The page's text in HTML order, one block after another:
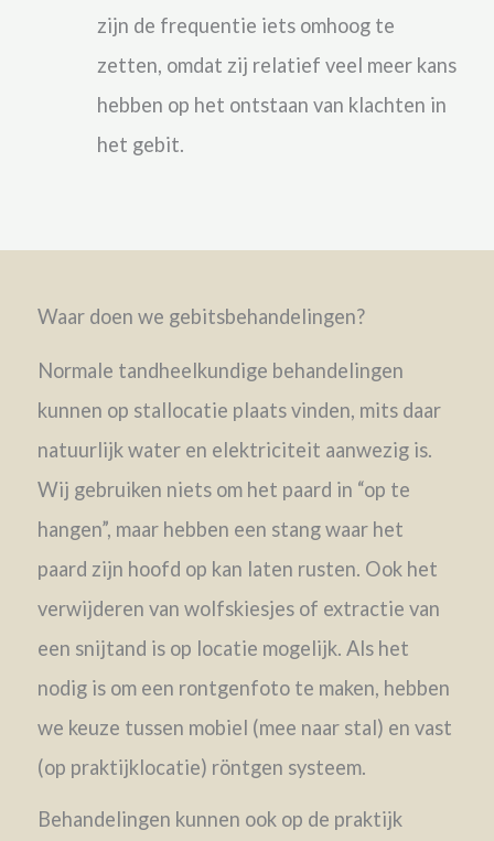
zijn de frequentie iets omhoog te
zetten, omdat zij relatief veel meer kans
hebben op het ontstaan van klachten in
het gebit.
Waar doen we gebitsbehandelingen?
Normale tandheelkundige behandelingen
kunnen op stallocatie plaats vinden, mits daar
natuurlijk water en elektriciteit aanwezig is.
Wij gebruiken niets om het paard in “op te
hangen”, maar hebben een stang waar het
paard zijn hoofd op kan laten rusten. Ook het
verwijderen van wolfskiesjes of extractie van
een snijtand is op locatie mogelijk. Als het
nodig is om een rontgenfoto te maken, hebben
we keuze tussen mobiel (mee naar stal) en vast
(op praktijklocatie) röntgen systeem.
Behandelingen kunnen ook op de praktijk